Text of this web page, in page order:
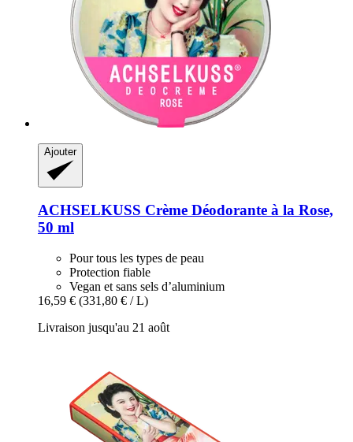
Ajouter
ACHSELKUSS Crème Déodorante à la Rose,
50 ml
Pour tous les types de peau
Protection fiable
Vegan et sans sels d’aluminium
16,59 € (331,80 € / L)
Livraison jusqu'au 21 août